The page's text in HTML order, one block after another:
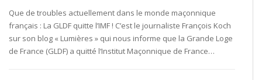
Que de troubles actuellement dans le monde maçonnique
français : La GLDF quitte l’IMF ! C’est le journaliste François Koch
sur son blog « Lumières » qui nous informe que la Grande Loge
de France (GLDF) a quitté l‘Institut Maçonnique de France…